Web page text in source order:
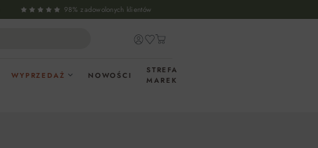
98% zadowolonych klientów
WYPRZEDAŻ NOWOŚCI
STREFA
MAREK